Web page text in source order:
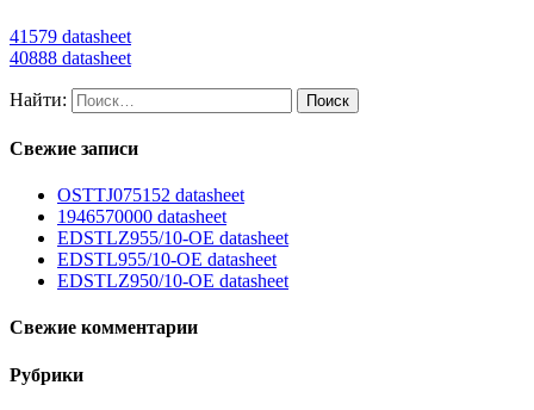
41579 datasheet
40888 datasheet
Найти:
Свежие записи
OSTTJ075152 datasheet
1946570000 datasheet
EDSTLZ955/10-OE datasheet
EDSTL955/10-OE datasheet
EDSTLZ950/10-OE datasheet
Свежие комментарии
Рубрики